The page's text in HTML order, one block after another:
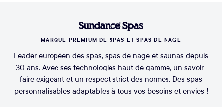
MARQUE PREMIUM DE SPAS ET SPAS DE NAGE
Leader européen des spas, spas de nage et saunas depuis
30 ans. Avec ses technologies haut de gamme, un savoir-
faire exigeant et un respect strict des normes. Des spas
personnalisables adaptables à tous vos besoins et envies !